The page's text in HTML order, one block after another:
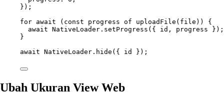
});
for await ( const progress of uploadFile (file)) {
await NativeLoader. setProgress ({ id, progress });
}
await NativeLoader. hide ({ id });
Ubah Ukuran View Web